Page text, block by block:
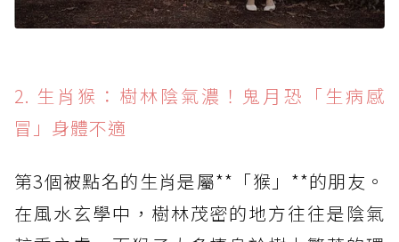
2. 生肖猴：樹林陰氣濃！鬼月恐「生病感
冒」身體不適
第3個被點名的生肖是屬**「猴」**的朋友。
在風水玄學中，樹林茂密的地方往往是陰氣